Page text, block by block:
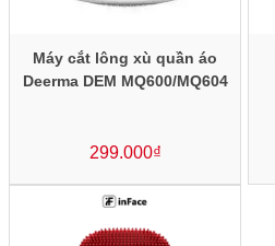
Máy cắt lông xù quần áo
Deerma DEM MQ600/MQ604
299.000₫